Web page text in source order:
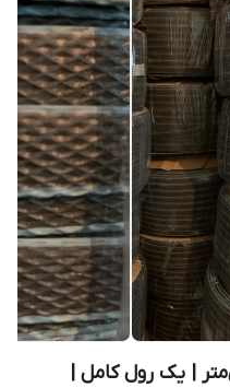
دورنگ ۱۶ میلی‌متر | یک رول کامل |